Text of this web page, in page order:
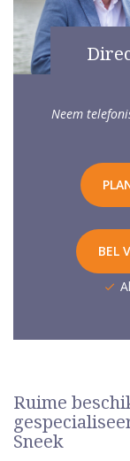
Neem
BEL
Ruime
Sneek